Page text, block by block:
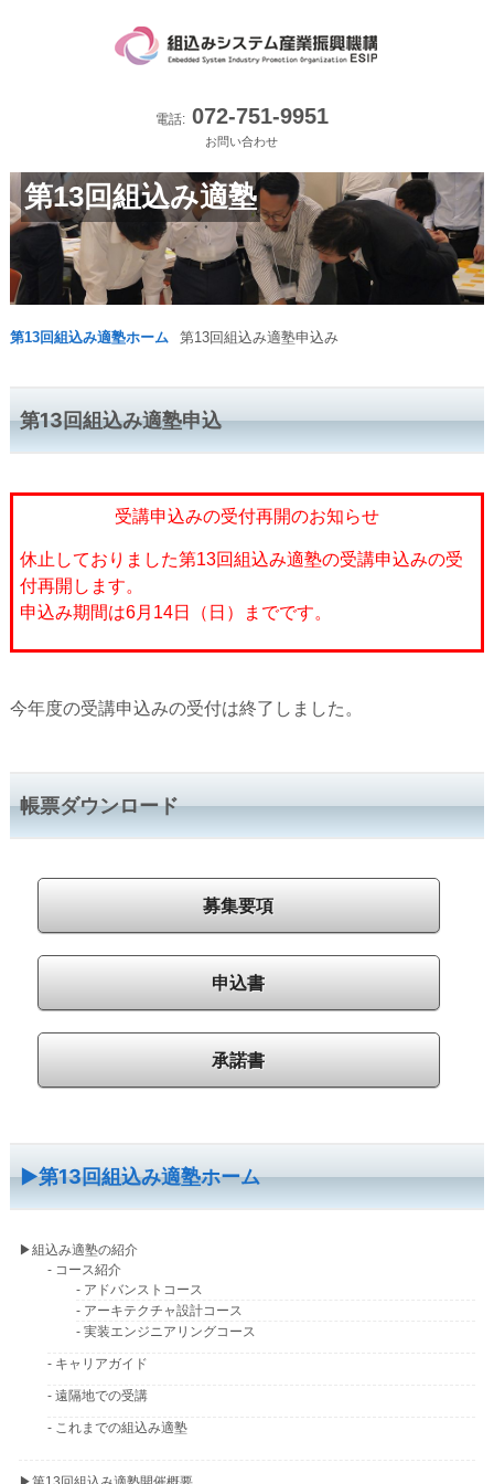
電話:072-751-9951
お問い合わせ
第13回組込み適塾
第13回組込み適塾ホーム 第13回組込み適塾申込み
第13回組込み適塾申込
受講申込みの受付再開のお知らせ
休止しておりました第13回組込み適塾の受講申込みの受
付再開します。
申込み期間は6月14日（日）までです。
今年度の受講申込みの受付は終了しました。
帳票ダウンロード
募集要項
申込書
承諾書
▶︎第13回組込み適塾ホーム
▶︎組込み適塾の紹介
- コース紹介
- アドバンストコース
- アーキテクチャ設計コース
- 実装エンジニアリングコース
- キャリアガイド
- 遠隔地での受講
- これまでの組込み適塾